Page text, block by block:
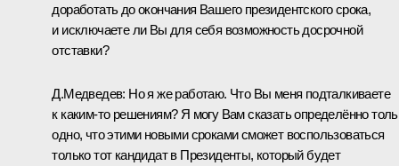
доработать до окончания Вашего президентского срока,
и исключаете ли Вы для себя возможность досрочной
отставки?
Д.Медведев: Но я же работаю. Что Вы меня подталкиваете
к каким‑то решениям? Я могу Вам сказать определённо
одно, что этими новыми сроками сможет воспользоваться
только тот кандидат в Президенты, который будет